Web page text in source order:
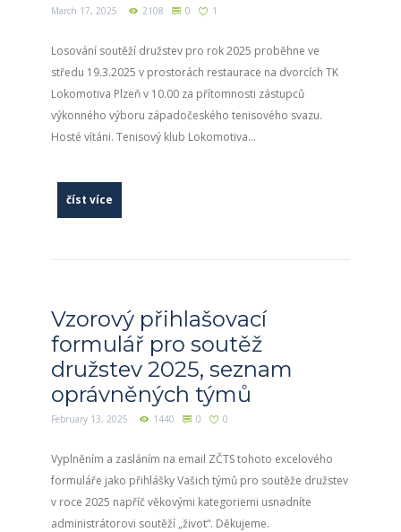
March 17, 2025 2108 0 1
Losování soutěží družstev pro rok 2025 proběhne ve
středu 19.3.2025 v prostorách restaurace na dvorcích TK
Lokomotiva Plzeň v 10.00 za přítomnosti zástupců
výkonného výboru západočeského tenisového svazu.
Hosté vítáni. Tenisový klub Lokomotiva...
číst více
Vzorový přihlašovací
formulář pro soutěž
družstev 2025, seznam
oprávněných týmů
February 13, 2025 1440 0 0
Vyplněním a zasláním na email ZČTS tohoto excelového
formuláře jako přihlášky Vašich týmů pro soutěže družstev
v roce 2025 napříč věkovými kategoriemi usnadníte
administrátorovi soutěží „život“. Děkujeme.